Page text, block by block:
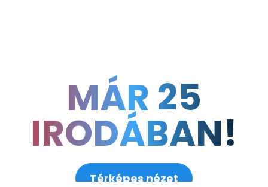
52.900
Ft + áfa
12
hónapra
79.900
Ft + áfa
Megrendelés
hónapra
109.900
Ft + áfa
Megrendelés
MÁR 25
IRODÁBAN!
Térképes nézet